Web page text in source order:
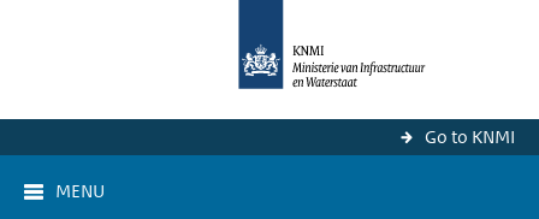
Go to KNMI
MENU